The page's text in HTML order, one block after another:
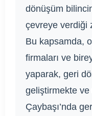
dönüşüm
çevreye verdiği
Bu kapsamda,
firmaları ve
yaparak, geri
geliştirmekte ve
Çaybaşı’nda